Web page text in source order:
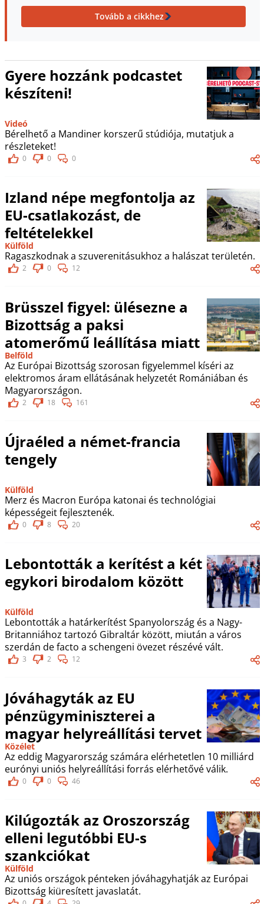
Tovább a cikkhez
Gyere hozzánk podcastet
készíteni!
Videó
Bérelhető a Mandiner korszerű stúdiója, mutatjuk a
részleteket!
0 0 0
Izland népe megfontolja az
EU-csatlakozást, de
feltételekkel
Külföld
Ragaszkodnak a szuverenitásukhoz a halászat területén.
2 0 12
Brüsszel figyel: ülésezne a
Bizottság a paksi
atomerőmű leállítása miatt
Belföld
Az Európai Bizottság szorosan figyelemmel kíséri az
elektromos áram ellátásának helyzetét Romániában és
Magyarországon.
2 18 161
Újraéled a német-francia
tengely
Külföld
Merz és Macron Európa katonai és technológiai
képességeit fejlesztenék.
0 8 20
Lebontották a kerítést a két
egykori birodalom között
Külföld
Lebontották a határkerítést Spanyolország és a Nagy-
Britanniához tartozó Gibraltár között, miután a város
szerdán de facto a schengeni övezet részévé vált.
3 2 12
Jóváhagyták az EU
pénzügyminiszterei a
magyar helyreállítási tervet
Közélet
Az eddig Magyarország számára elérhetetlen 10 milliárd
eurónyi uniós helyreállítási forrás elérhetővé válik.
0 0 46
Kilúgozták az Oroszország
elleni legutóbbi EU-s
szankciókat
Külföld
Az uniós országok pénteken jóváhagyhatják az Európai
Bizottság kiüresített javaslatát.